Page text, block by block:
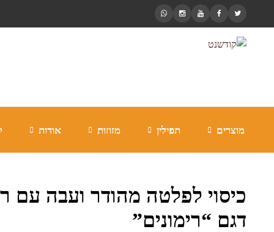
מוצרים תפילין מזוזות אודות
כיסוי לפלטה מהודר ועבה עם
דגם “רימונים”